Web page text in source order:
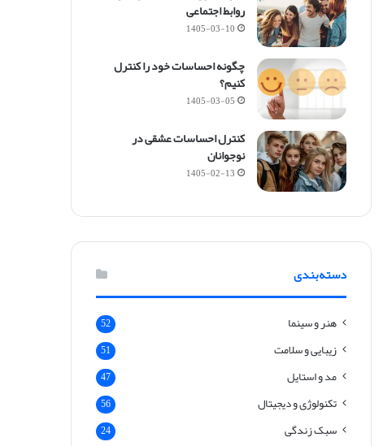
ر
م
ا
م
ف
ی
ت
+
و
ی
د
و
روابط اجتماعی
1405-03-10
چگونه احساسات خود را کنترل
کنیم؟
1405-03-05
کنترل احساسات عشقی در
نوجوانان
1405-02-13
دسته‌بندی
هنر و سینما 52
زیبایی و سلامت 51
مد و استایل 47
تکنولوژی و دیجیتال 56
سبک زندگی 24